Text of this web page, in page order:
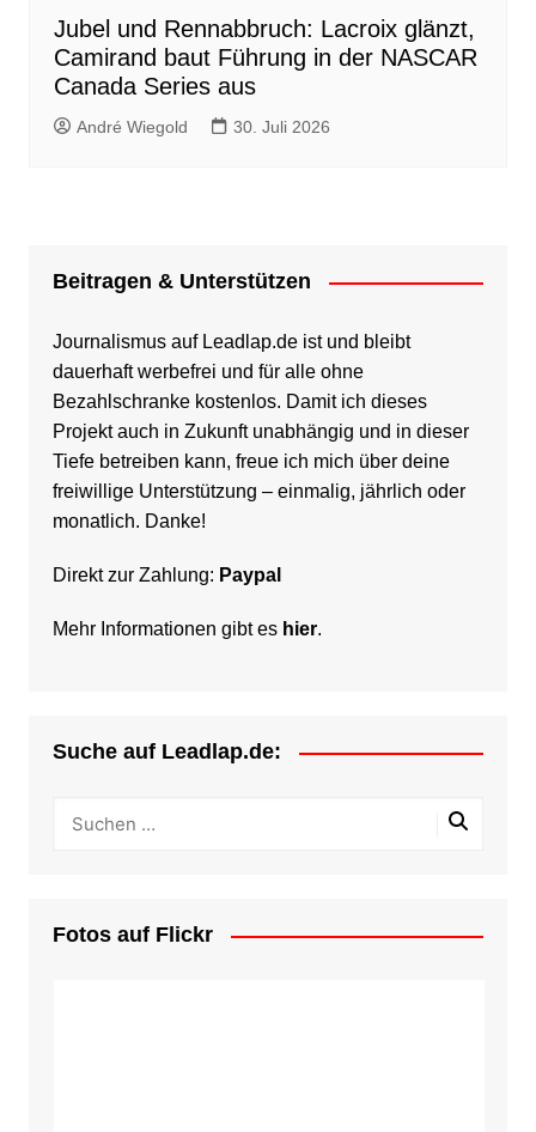
Jubel und Rennabbruch: Lacroix glänzt,
Camirand baut Führung in der NASCAR
Canada Series aus
André Wiegold 30. Juli 2026
Beitragen & Unterstützen
Journalismus auf Leadlap.de ist und bleibt
dauerhaft werbefrei und für alle ohne
Bezahlschranke kostenlos. Damit ich dieses
Projekt auch in Zukunft unabhängig und in dieser
Tiefe betreiben kann, freue ich mich über deine
freiwillige Unterstützung – einmalig, jährlich oder
monatlich. Danke!
Direkt zur Zahlung: Paypal
Mehr Informationen gibt es hier.
Suche auf Leadlap.de:
Fotos auf Flickr